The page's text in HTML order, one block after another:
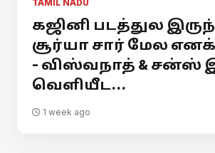
TAMIL NADU
கஜினி படத்துல
சூர்யா சார் மேல
- விஸ்வநாத் & சன்ஸ்
வெளியீட...
1 week ago